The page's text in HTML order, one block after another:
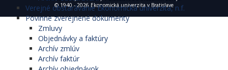
Verejné obstarávanie Ekonomická univerzita, n.f.
Povinne zverejnené dokumenty
Zmluvy
Objednávky a faktúry
Archív zmlúv
Archív faktúr
© 1940 - 2026 Ekonomická univerzita v Bratislave